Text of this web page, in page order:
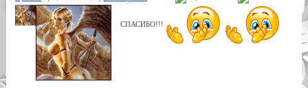
СПАСИБО!!!